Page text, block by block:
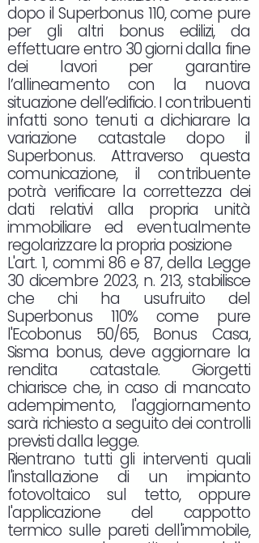
dopo il Superbonus 110, come pure
per gli altri bonus edilizi, da
effettuare entro 30 giorni dalla fine
dei lavori per garantire
l’allineamento con la nuova
situazione dell’edificio. I contribuenti
infatti sono tenuti a dichiarare la
variazione catastale dopo il
Superbonus. Attraverso questa
comunicazione, il contribuente
potrà verificare la correttezza dei
dati relativi alla propria unità
immobiliare ed eventualmente
regolarizzare la propria posizione
L'art. 1, commi 86 e 87, della Legge
30 dicembre 2023, n. 213, stabilisce
che chi ha usufruito del
Superbonus 110% come pure
l'Ecobonus 50/65, Bonus Casa,
Sisma bonus, deve aggiornare la
rendita catastale. Giorgetti
chiarisce che, in caso di mancato
adempimento, l'aggiornamento
sarà richiesto a seguito dei controlli
previsti dalla legge.
Rientrano tutti gli interventi quali
l'installazione di un impianto
fotovoltaico sul tetto, oppure
l'applicazione del cappotto
termico sulle pareti dell'immobile,